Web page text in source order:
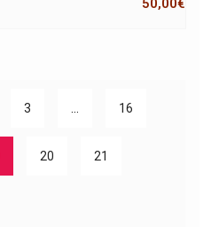
50,00€
3 16
20 21